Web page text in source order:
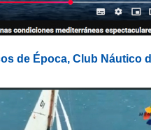
de Época, Club Náutico